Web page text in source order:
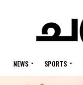
NEWS SPORTS